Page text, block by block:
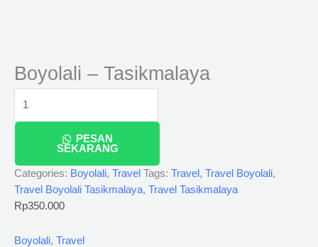
Boyolali – Tasikmalaya
PESAN
SEKARANG
Categories: Boyolali, Travel Tags: Travel , Travel Boyolali,
Travel Boyolali Tasikmalaya, Travel Tasikmalaya
Rp350.000
Boyolali, Travel